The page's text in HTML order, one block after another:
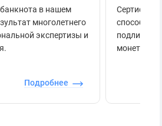
в нашем
многолетнего
экспертизы и
Подробнее
способов
монеты.